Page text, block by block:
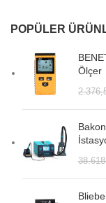
POPÜLER
Ölçer